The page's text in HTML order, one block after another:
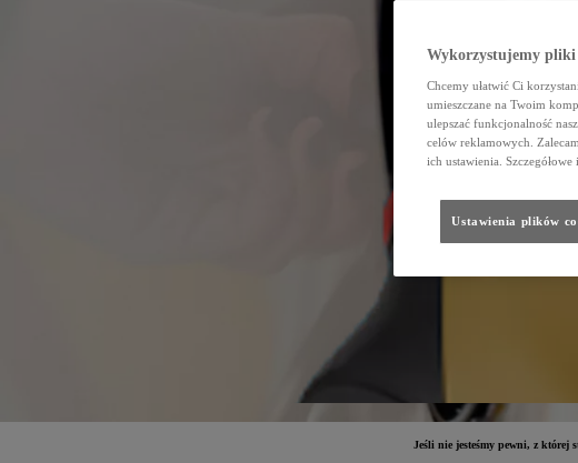
Jeśli nie jesteśmy pewni, z której
Wykorzystujemy pliki
Chcemy ułatwić Ci
umieszczane na Twoim
ulepszać funkcjonalność
celów reklamowych.
ich ustawienia.
Ustawienia plików